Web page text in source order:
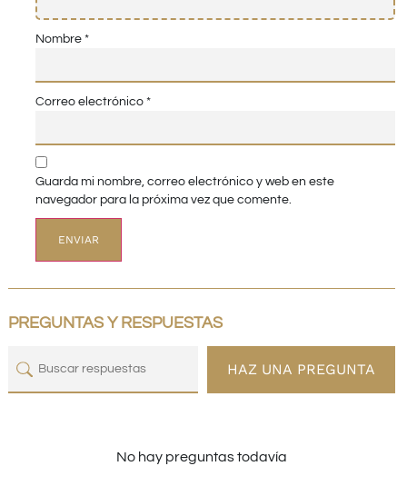
Nombre *
Correo electrónico *
Guarda mi nombre, correo electrónico y web en este
navegador para la próxima vez que comente.
PREGUNTAS Y RESPUESTAS
HAZ UNA PREGUNTA
No hay preguntas todavía